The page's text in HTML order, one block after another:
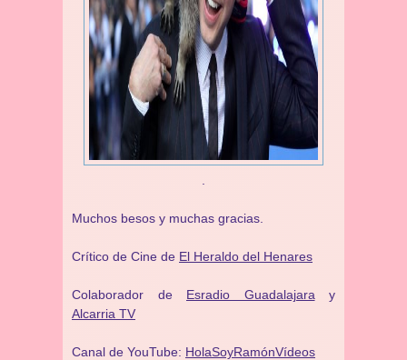
Muchos besos y muchas gracias.
Crítico de Cine de El Heraldo del Henares
Colaborador de Esradio Guadalajara y
Alcarria TV
Canal de YouTube: HolaSoyRamónVídeos